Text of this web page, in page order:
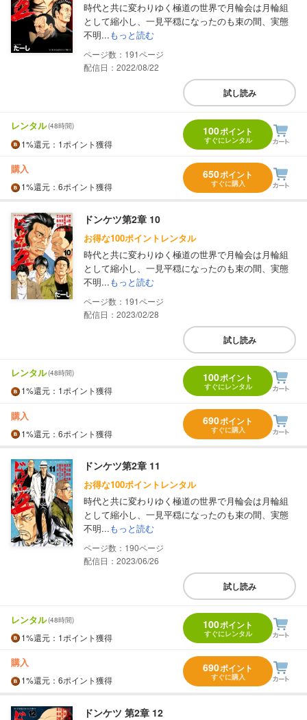
時代と共に変わりゆく極道の世界で月輪会は月輪組
として縮小し、一見平穏になったのも束の間、実態
不明...もっと読む
191
配信日：2022/08/22
試し読み
レンタル(48時間)
1%還元 ：1ポイント獲得
100ポイント
すぐにレンタル
購入
1%還元 ：6ポイント獲得
650ポイント
すぐに購入
ドンケツ第2章 10
お得な100ポイントレンタル
時代と共に変わりゆく極道の世界で月輪会は月輪組
として縮小し、一見平穏になったのも束の間、実態
不明...もっと読む
191
配信日：2023/02/28
試し読み
レンタル(48時間)
1%還元 ：1ポイント獲得
100ポイント
すぐにレンタル
購入
1%還元 ：6ポイント獲得
690ポイント
すぐに購入
ドンケツ第2章 11
お得な100ポイントレンタル
時代と共に変わりゆく極道の世界で月輪会は月輪組
として縮小し、一見平穏になったのも束の間、実態
不明...もっと読む
190
配信日：2023/06/26
試し読み
レンタル(48時間)
1%還元 ：1ポイント獲得
100ポイント
すぐにレンタル
購入
1%還元 ：6ポイント獲得
690ポイント
すぐに購入
ドンケツ 第2章 12